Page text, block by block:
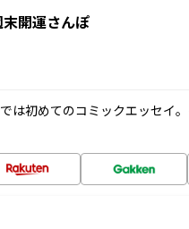
開運さんぽ
は初めてのコミックエッセイ